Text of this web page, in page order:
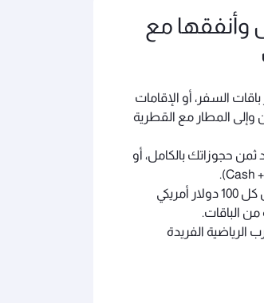
وأنفقها مع
السفر، أو الإقامات
وإلى المطار مع القطرية
حجوزاتك بالكامل، أو
اجمع 1 نقطة كيوبوينتس عن كل 100 دولار أمريكي
الباقات.
الفريدة